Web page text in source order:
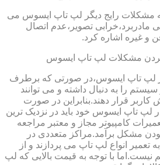
مشکلات رایج دیگر لپ تاپ ایسوس می
مادربرد،خرابی تصویر،عدم اتصال
و غیره اشاره کرد.
مشکلات لپ تاپ ایسوس
لپ تاپ ایسوس،در صورتی که برطرف
را به دنبال داشته و می توانند
کاربر قرار دهند.بنابراین در صورت
تاپ ایسوس خود باید در نزدیک ترین
کامپیوتر مجاز و معتبر مراجعه
مشکل برآمد.مراکز متعددی در
انواع لپ تاپ می پردازند و از
نیست.اما با توجه به قیمت بالایی که لپ